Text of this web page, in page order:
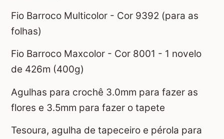
Fio Barroco Multicolor - Cor 9392 (para as
folhas)
Fio Barroco Maxcolor - Cor 8001 - 1 novelo
de 426m (400g)
Agulhas para crochê 3.0mm para fazer as
flores e 3.5mm para fazer o tapete
Tesoura, agulha de tapeceiro e pérola para